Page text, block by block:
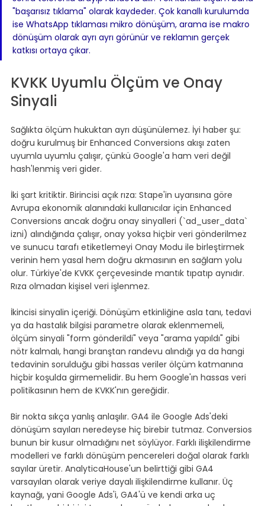
"başarısız tıklama" olarak kaydeder. Çok kanallı kurulumda
ise WhatsApp tıklaması mikro dönüşüm, arama ise makro
dönüşüm olarak ayrı ayrı görünür ve reklamın gerçek
katkısı ortaya çıkar.
KVKK Uyumlu Ölçüm ve Onay
Sinyali
Sağlıkta ölçüm hukuktan ayrı düşünülemez. İyi haber şu:
doğru kurulmuş bir Enhanced Conversions akışı zaten
uyumla uyumlu çalışır, çünkü Google'a ham veri değil
hash'lenmiş veri gider.
İki şart kritiktir. Birincisi açık rıza: Stape'in uyarısına göre
Avrupa ekonomik alanındaki kullanıcılar için Enhanced
Conversions ancak doğru onay sinyalleri (`ad_user_data`
izni) alındığında çalışır, onay yoksa hiçbir veri gönderilmez
ve sunucu tarafı etiketlemeyi Onay Modu ile birleştirmek
verinin hem yasal hem doğru akmasının en sağlam yolu
olur. Türkiye'de KVKK çerçevesinde mantık tıpatıp aynıdır.
Rıza olmadan kişisel veri işlenmez.
İkincisi sinyalin içeriği. Dönüşüm etkinliğine asla tanı, tedavi
ya da hastalık bilgisi parametre olarak eklenmemeli,
ölçüm sinyali "form gönderildi" veya "arama yapıldı" gibi
nötr kalmalı, hangi branştan randevu alındığı ya da hangi
tedavinin sorulduğu gibi hassas veriler ölçüm katmanına
hiçbir koşulda girmemelidir. Bu hem Google'ın hassas veri
politikasının hem de KVKK'nın gereğidir.
Bir nokta sıkça yanlış anlaşılır. GA4 ile Google Ads'deki
dönüşüm sayıları neredeyse hiç birebir tutmaz. Conversios
bunun bir kusur olmadığını net söylüyor. Farklı ilişkilendirme
modelleri ve farklı dönüşüm pencereleri doğal olarak farklı
sayılar üretir. AnalyticaHouse'un belirttiği gibi GA4
varsayılan olarak veriye dayalı ilişkilendirme kullanır. Üç
kaynağı, yani Google Ads'i, GA4'ü ve kendi arka uç